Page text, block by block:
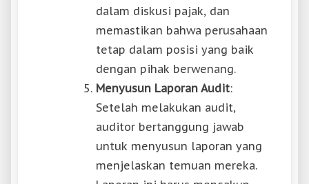
dalam diskusi pajak, dan
memastikan bahwa perusahaan
tetap dalam posisi yang baik
dengan pihak berwenang.
Menyusun Laporan Audit:
Setelah melakukan audit,
auditor bertanggung jawab
untuk menyusun laporan yang
menjelaskan temuan mereka.